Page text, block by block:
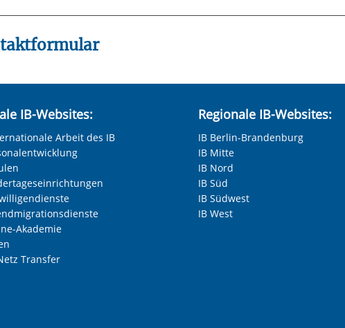
Angabe
Anrede
Vorname
IB-Websites:
Arbeit des IB
Akademie
Transfer
Regionale IB-Websites:
IB Berlin-Brandenburg
IB Mitte
IB Nord
IB Süd
IB Südwest
IB West